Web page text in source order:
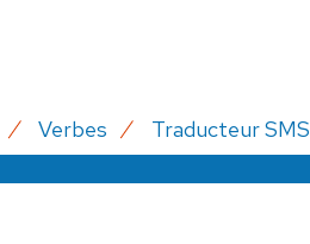
Verbes Traducteur SMS